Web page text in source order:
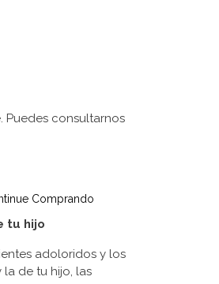
Puedes consultarnos
Comprando
tu hijo
adoloridos y los
de tu hijo, las